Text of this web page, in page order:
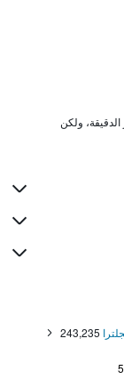
243,235
5